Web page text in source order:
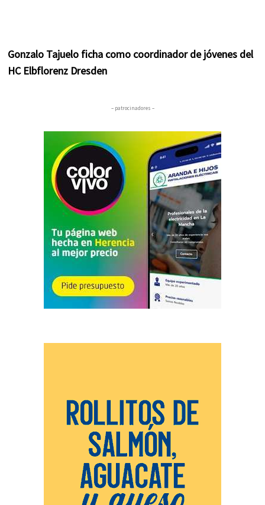
Gonzalo Tajuelo ficha como coordinador de jóvenes del
HC Elbflorenz Dresden
– patrocinadores –